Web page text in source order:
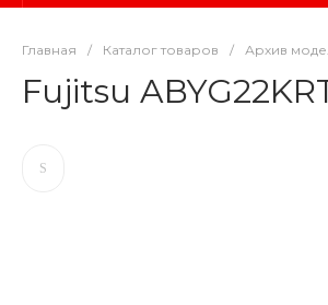
Главная / Каталог товаров / Архив
Fujitsu